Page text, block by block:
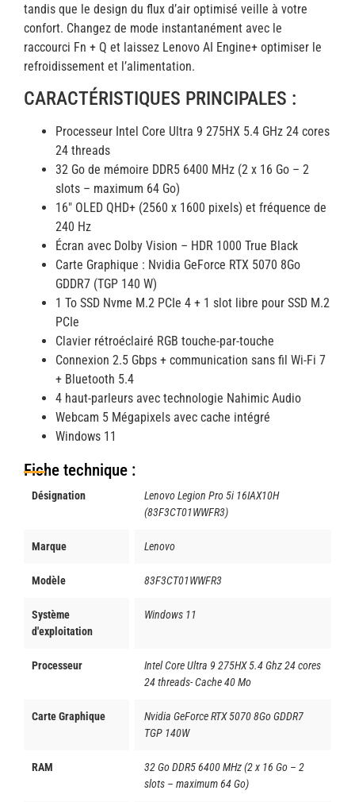
tandis que le design du flux d’air optimisé veille à votre
confort. Changez de mode instantanément avec le
raccourci Fn + Q et laissez Lenovo AI Engine+ optimiser le
refroidissement et l’alimentation.
CARACTÉRISTIQUES PRINCIPALES :
Processeur Intel Core Ultra 9 275HX 5.4 GHz 24 cores
24 threads
32 Go de mémoire DDR5 6400 MHz (2 x 16 Go – 2
slots – maximum 64 Go)
16″ OLED QHD+ (2560 x 1600 pixels) et fréquence de
240 Hz
Écran avec Dolby Vision – HDR 1000 True Black
Carte Graphique : Nvidia GeForce RTX 5070 8Go
GDDR7 (TGP 140 W)
1 To SSD Nvme M.2 PCIe 4 + 1 slot libre pour SSD M.2
PCIe
Clavier rétroéclairé RGB touche-par-touche
Connexion 2.5 Gbps + communication sans fil Wi-Fi 7
+ Bluetooth 5.4
4 haut-parleurs avec technologie Nahimic Audio
Webcam 5 Mégapixels avec cache intégré
Windows 11
Fiche technique :
Désignation
Lenovo Legion Pro 5i 16IAX10H
(83F3CT01WWFR3)
Marque Lenovo
Modèle 83F3CT01WWFR3
Système
d'exploitation
Windows 11
Processeur
Intel Core Ultra 9 275HX 5.4 Ghz 24 cores
24 threads- Cache 40 Mo
Carte Graphique
Nvidia GeForce RTX 5070 8Go GDDR7
TGP 140W
RAM
32 Go DDR5 6400 MHz (2 x 16 Go – 2
slots – maximum 64 Go)